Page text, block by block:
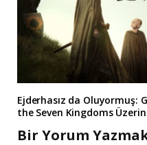
Ejderhasız da Oluyormuş:
the Seven Kingdoms
Bir Yorum